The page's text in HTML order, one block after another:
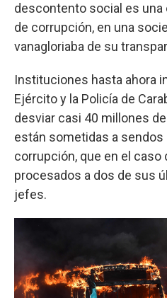
descontento social es una
de corrupción, en una
vanagloriaba de su
Instituciones hasta ahora
Ejército y la Policía de
desviar casi 40 millones
están sometidas a
corrupción, que en el caso
procesados a dos de sus
jefes.